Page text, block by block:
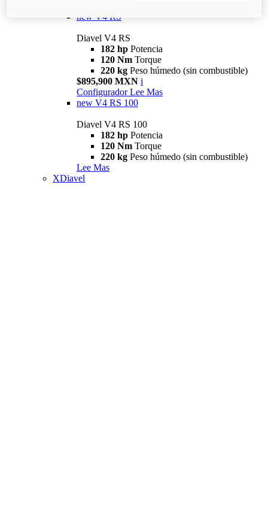
new V4 RS
Diavel V4 RS
182 hp Potencia
120 Nm Torque
220 kg Peso húmedo (sin combustible)
$895,900 MXN i
Configurador Lee Mas
new V4 RS 100
Diavel V4 RS 100
182 hp Potencia
120 Nm Torque
220 kg Peso húmedo (sin combustible)
Lee Mas
XDiavel